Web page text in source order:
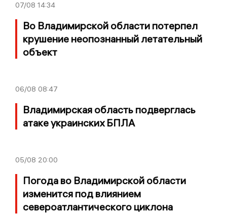
07/08 14:34
Во Владимирской области потерпел
крушение неопознанный летательный
объект
06/08 08:47
Владимирская область подверглась
атаке украинских БПЛА
05/08 20:00
Погода во Владимирской области
изменится под влиянием
североатлантического циклона